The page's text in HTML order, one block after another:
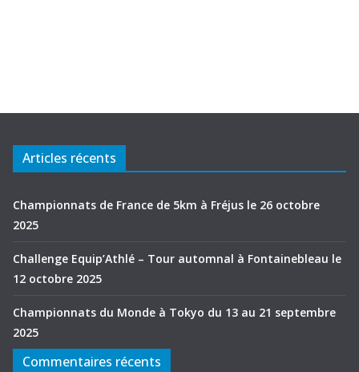
Articles récents
Championnats de France de 5km à Fréjus le 26 octobre
2025
Challenge Equip’Athlé – Tour automnal à Fontainebleau le
12 octobre 2025
Championnats du Monde à Tokyo du 13 au 21 septembre
2025
Commentaires récents